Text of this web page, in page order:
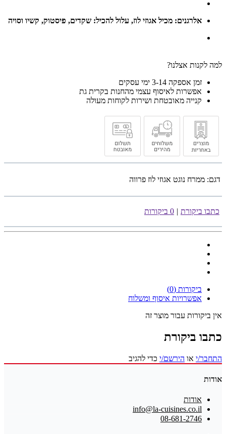
אלרגנים: מכיל אגוזי לוז, עלול להכיל: שקדים, פיסטוק, קשיו וסויה
למה לקנות אצלנו?
זמן אספקה 3-14 ימי עסקים
אפשרות לאיסוף עצמי מהחנות בקרית גת
קנייה מאובטחת ושירות לקוחות מעולה
דגם: ממרח נוגט אגוזי לוז פרווה
כתבו ביקורת | 0 ביקורות
ביקורות (0)
אפשרויות איסוף ומשלוח
אין ביקורות עבור מוצר זה
כתבו ביקורת
התחבר/י או הירשם/י כדי להגיב
אודות
אודות
info@la-cuisines.co.il
08-681-2746